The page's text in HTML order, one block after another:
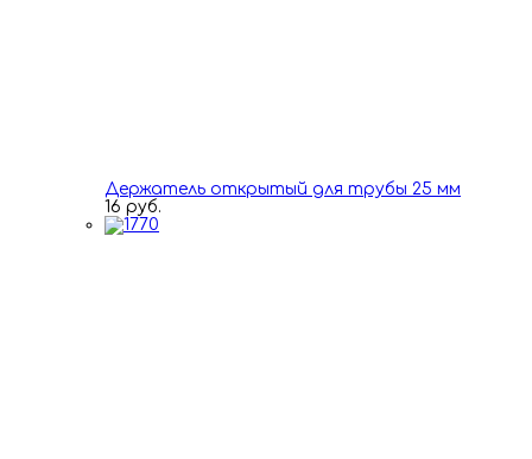
Держатель открытый для трубы 25 мм
16 руб.